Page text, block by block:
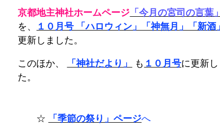
京都地主神社ホームページ 「今月の宮司の言葉
を、
１０月号 「ハロウィン」「神無月」「新酒
更新しました。
このほか、 「神社だより」 も １０月号に更新
た。
☆ 「季節の祭り」ページへ